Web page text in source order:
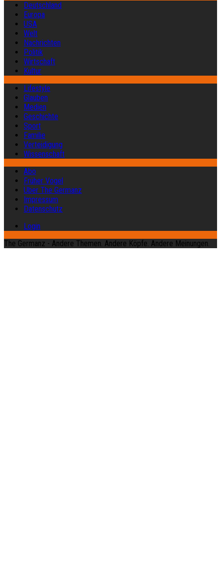
Deutschland
Europa
USA
Welt
Nachrichten
Politik
Wirtschaft
Kultur
Lifestyle
Glauben
Medien
Geschichte
Sport
Familie
Verteidigung
Wissenschaft
Abo
Früher Vogel
Über The Germanz
Impressum
Datenschutz
Login
The Germanz - Andere Themen. Andere Köpfe. Andere Meinungen.